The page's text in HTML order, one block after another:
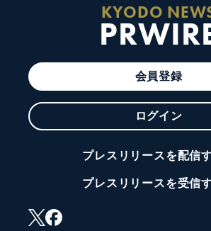
KYODO
会員登録
ログイン
プレスリリースを配信
プレスリリースを受信